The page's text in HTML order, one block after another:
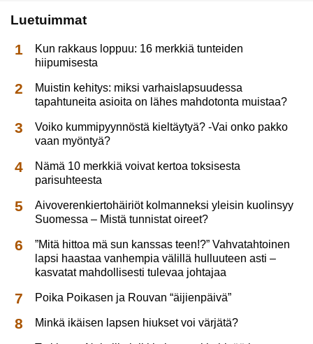
Luetuimmat
Kun rakkaus loppuu: 16 merkkiä tunteiden
hiipumisesta
Muistin kehitys: miksi varhaislapsuudessa
tapahtuneita asioita on lähes mahdotonta muistaa?
Voiko kummipyynnöstä kieltäytyä? -Vai onko pakko
vaan myöntyä?
Nämä 10 merkkiä voivat kertoa toksisesta
parisuhteesta
Aivoverenkiertohäiriöt kolmanneksi yleisin kuolinsyy
Suomessa – Mistä tunnistat oireet?
”Mitä hittoa mä sun kanssas teen!?” Vahvatahtoinen
lapsi haastaa vanhempia välillä hulluuteen asti –
kasvatat mahdollisesti tulevaa johtajaa
Poika Poikasen ja Rouvan “äijienpäivä”
Minkä ikäisen lapsen hiukset voi värjätä?